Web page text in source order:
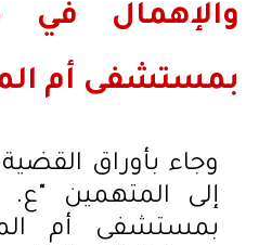
والإهمال في
بمستشفى أم
وجاء بأوراق
إلى المتهمين
بمستشفى أم